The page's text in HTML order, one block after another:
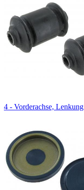
4 - Vorderachse, Lenkung